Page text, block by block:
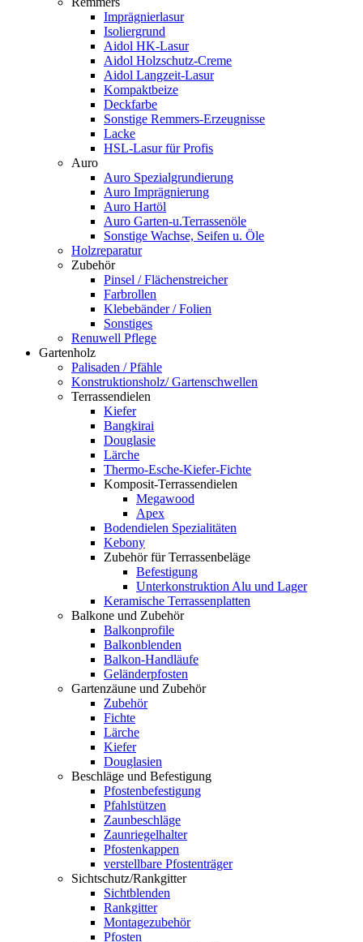
Imprägnierlasur
Isoliergrund
Aidol HK-Lasur
Aidol Holzschutz-Creme
Aidol Langzeit-Lasur
Kompaktbeize
Deckfarbe
Sonstige Remmers-Erzeugnisse
Lacke
HSL-Lasur für Profis
Auro
Auro Spezialgrundierung
Auro Imprägnierung
Auro Hartöl
Auro Garten-u.Terrassenöle
Sonstige Wachse, Seifen u. Öle
Holzreparatur
Zubehör
Pinsel / Flächenstreicher
Farbrollen
Klebebänder / Folien
Sonstiges
Renuwell Pflege
Gartenholz
Palisaden / Pfähle
Konstruktionsholz/ Gartenschwellen
Terrassendielen
Kiefer
Bangkirai
Douglasie
Lärche
Thermo-Esche-Kiefer-Fichte
Komposit-Terrassendielen
Megawood
Apex
Bodendielen Spezialitäten
Kebony
Zubehör für Terrassenbeläge
Befestigung
Unterkonstruktion Alu und Lager
Keramische Terrassenplatten
Balkone und Zubehör
Balkonprofile
Balkonblenden
Balkon-Handläufe
Geländerpfosten
Gartenzäune und Zubehör
Zubehör
Fichte
Lärche
Kiefer
Douglasien
Beschläge und Befestigung
Pfostenbefestigung
Pfahlstützen
Zaunbeschläge
Zaunriegelhalter
Pfostenkappen
verstellbare Pfostenträger
Sichtschutz/Rankgitter
Sichtblenden
Rankgitter
Montagezubehör
Pfosten